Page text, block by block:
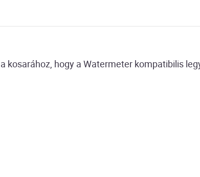
kosarához, hogy a Watermeter kompatibilis